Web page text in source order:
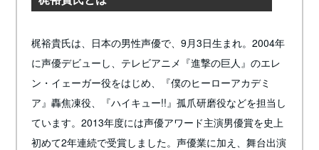
梶裕貴氏は、日本の男性声優で、9月3日生まれ。2004年
に声優デビューし、テレビアニメ『進撃の巨人』のエレ
ン・イェーガー役をはじめ、『僕のヒーローアカデミ
ア』轟焦凍役、『ハイキュー!!』孤爪研磨役などを担当し
ています。2013年度には声優アワード主演男優賞を史上
初めて2年連続で受賞しました。声優業に加え、舞台出演